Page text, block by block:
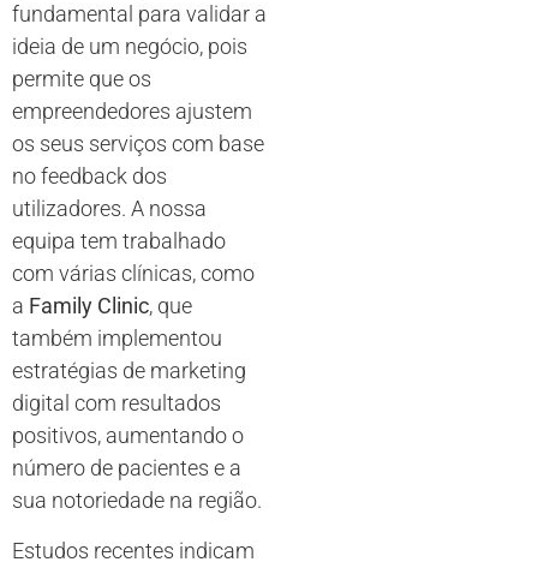
fundamental para validar a
ideia de um negócio, pois
permite que os
empreendedores ajustem
os seus serviços com base
no feedback dos
utilizadores. A nossa
equipa tem trabalhado
com várias clínicas, como
a Family Clinic, que
também implementou
estratégias de marketing
digital com resultados
positivos, aumentando o
número de pacientes e a
sua notoriedade na região.
Estudos recentes indicam